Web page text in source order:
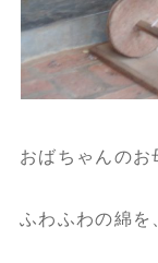
おばちゃんのお
ふわふわの綿を